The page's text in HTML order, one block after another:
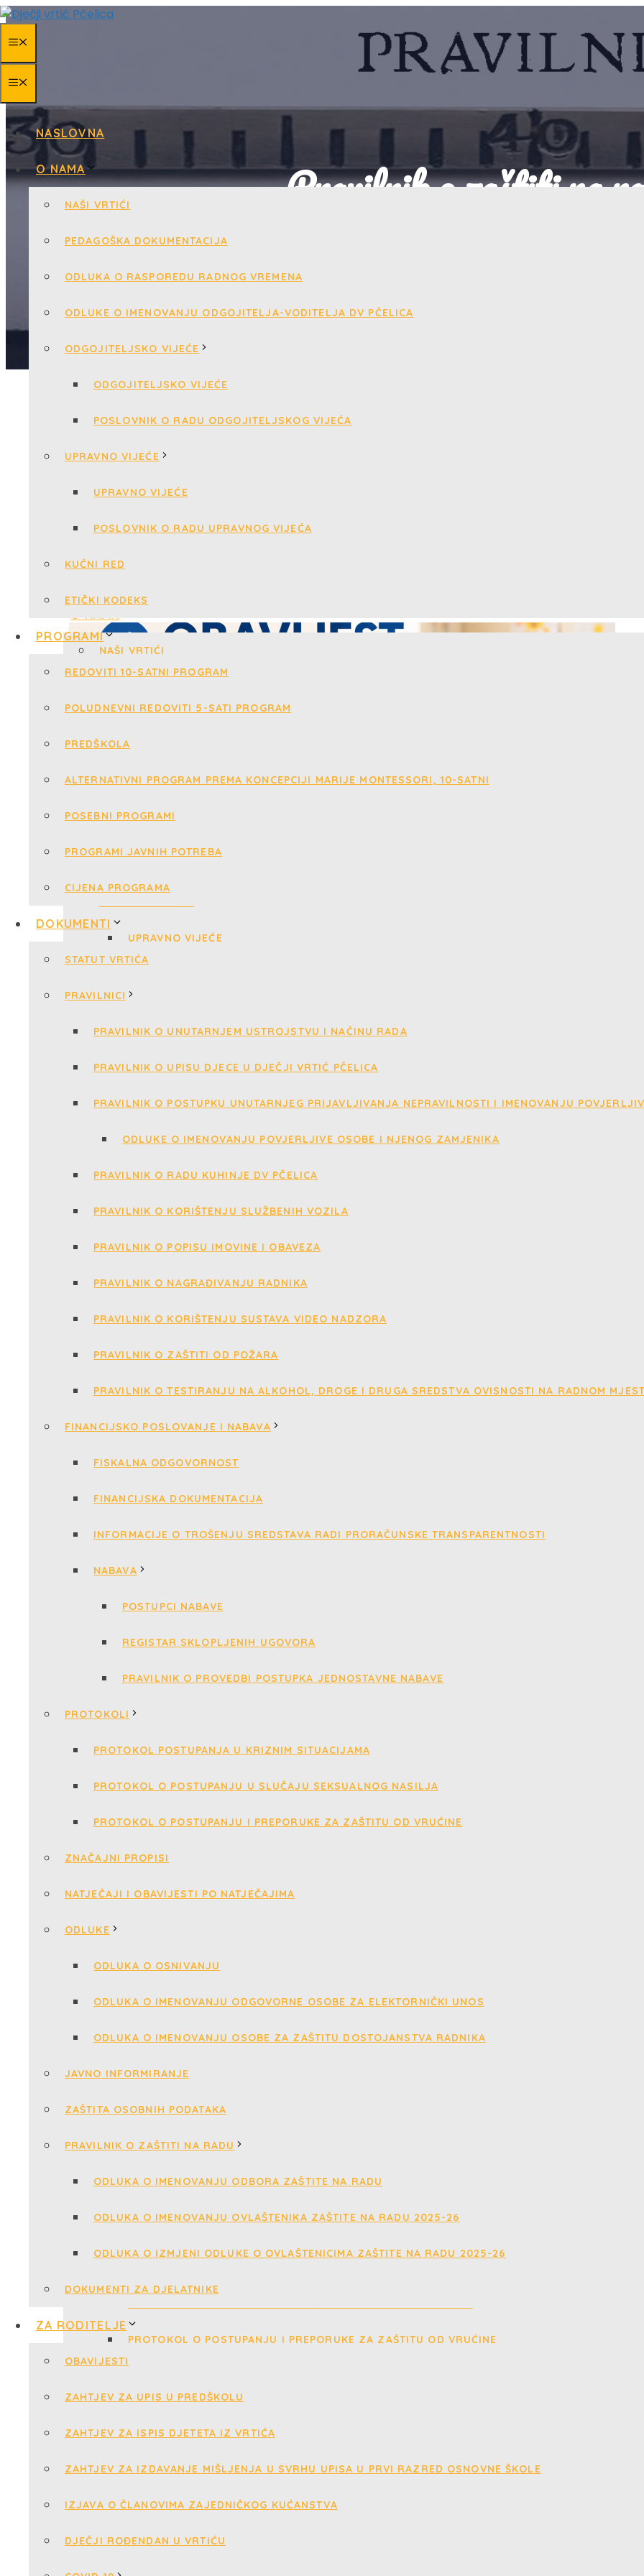
Skip
contentMENU
MENU
NASLOVNA
O NAMA
NAŠI VRTIĆI
PEDAGOŠKA DOKUMENTACIJA
ODLUKA O RASPOREDU RADNOG VREMENA
ODLUKE O IMENOVANJU ODGOJITELJA-VODITELJA DV PČELICA
ODGOJITELJSKO VIJEĆE
ODGOJITELJSKO VIJEĆE
POSLOVNIK O RADU ODGOJITELJSKOG VIJEĆA
UPRAVNO VIJEĆE
UPRAVNO VIJEĆE
POSLOVNIK O RADU UPRAVNOG VIJEĆA
KUĆNI RED
ETIČKI KODEKS
PROGRAMI
REDOVITI 10-SATNI PROGRAM
POLUDNEVNI REDOVITI 5-SATI PROGRAM
PREDŠKOLA
ALTERNATIVNI PROGRAM PREMA KONCEPCIJI MARIJE MONTESSORI, 10-SATNI
POSEBNI PROGRAMI
PROGRAMI JAVNIH POTREBA
CIJENA PROGRAMA
DOKUMENTI
STATUT VRTIĆA
PRAVILNICI
PRAVILNIK O UNUTARNJEM USTROJSTVU I NAČINU RADA
PRAVILNIK O UPISU DJECE U DJEČJI VRTIĆ PČELICA
PRAVILNIK O POSTUPKU UNUTARNJEG PRIJAVLJIVANJA NEPRAVILNOSTI I IMENOVANJU
ODLUKE O IMENOVANJU POVJERLJIVE OSOBE I NJENOG ZAMJENIKA
PRAVILNIK O RADU KUHINJE DV PČELICA
PRAVILNIK O KORIŠTENJU SLUŽBENIH VOZILA
PRAVILNIK O POPISU IMOVINE I OBAVEZA
PRAVILNIK O NAGRAĐIVANJU RADNIKA
PRAVILNIK O KORIŠTENJU SUSTAVA VIDEO NADZORA
PRAVILNIK O ZAŠTITI OD POŽARA
PRAVILNIK O TESTIRANJU NA ALKOHOL, DROGE I DRUGA SREDSTVA OVISNOSTI NA RADNOM
FINANCIJSKO POSLOVANJE I NABAVA
FISKALNA ODGOVORNOST
FINANCIJSKA DOKUMENTACIJA
INFORMACIJE O TROŠENJU SREDSTAVA RADI PRORAČUNSKE TRANSPARENTNOSTI
NABAVA
POSTUPCI NABAVE
REGISTAR SKLOPLJENIH UGOVORA
PRAVILNIK O PROVEDBI POSTUPKA JEDNOSTAVNE NABAVE
PROTOKOLI
PROTOKOL POSTUPANJA U KRIZNIM SITUACIJAMA
PROTOKOL O POSTUPANJU U SLUČAJU SEKSUALNOG NASILJA
PROTOKOL O POSTUPANJU I PREPORUKE ZA ZAŠTITU OD VRUĆINE
ZNAČAJNI PROPISI
NATJEČAJI I OBAVIJESTI PO NATJEČAJIMA
ODLUKE
ODLUKA O OSNIVANJU
ODLUKA O IMENOVANJU ODGOVORNE OSOBE ZA ELEKTORNIČKI UNOS
ODLUKA O IMENOVANJU OSOBE ZA ZAŠTITU DOSTOJANSTVA RADNIKA
JAVNO INFORMIRANJE
ZAŠTITA OSOBNIH PODATAKA
PRAVILNIK O ZAŠTITI NA RADU
ODLUKA O IMENOVANJU ODBORA ZAŠTITE NA RADU
ODLUKA O IMENOVANJU OVLAŠTENIKA ZAŠTITE NA RADU 2025-26
ODLUKA O IZMJENI ODLUKE O OVLAŠTENICIMA ZAŠTITE NA RADU 2025-26
DOKUMENTI ZA DJELATNIKE
ZA RODITELJE
OBAVIJESTI
ZAHTJEV ZA UPIS U PREDŠKOLU
ZAHTJEV ZA ISPIS DJETETA IZ VRTIĆA
ZAHTJEV ZA IZDAVANJE MIŠLJENJA U SVRHU UPISA U PRVI RAZRED OSNOVNE ŠKOLE
IZJAVA O ČLANOVIMA ZAJEDNIČKOG KUĆANSTVA
DJEČJI ROĐENDAN U VRTIĆU
Pravilnik o zaštiti na